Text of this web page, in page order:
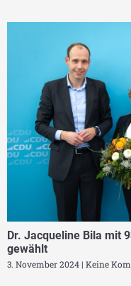
Dr. Jacqueline Bila mit
gewählt
3. November 2024 Keine